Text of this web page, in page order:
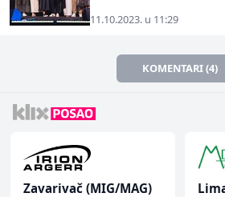
11.10.2023. u 11:29
KOMENTARI (4)
Limar (m)